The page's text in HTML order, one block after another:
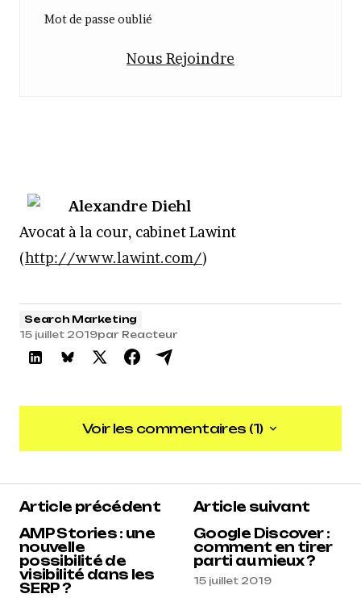
Mot de passe oublié
Nous Rejoindre
Alexandre Diehl
Avocat à la cour, cabinet Lawint
(http://www.lawint.com/)
Search Marketing
15 juillet 2019par Reacteur
Voir les commentaires (1)
Voir les commentaires (1)
5
Reacteur
15 juillet 2019 à 8 h 09 min
Répondre
Article précédent
AMP Stories : une
nouvelle
possibilité de
visibilité dans les
SERP ?
Article suivant
Google Discover :
comment en tirer
parti au mieux ?
15 juillet 2019